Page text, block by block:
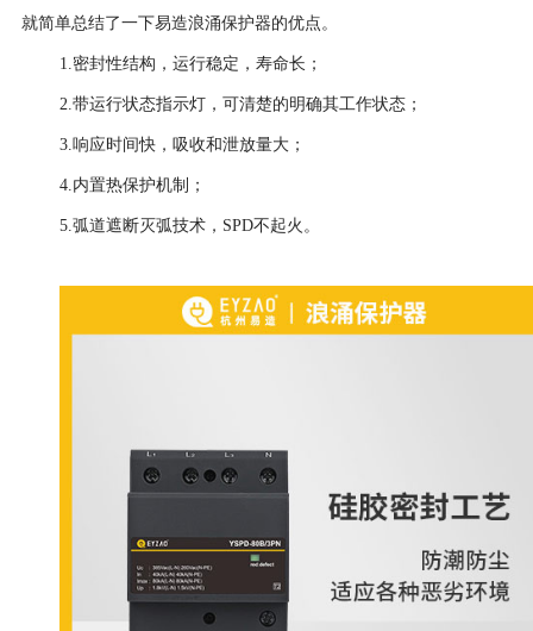
就简单总结了一下易造浪涌保护器的优点。
1.密封性结构，运行稳定，寿命长；
2.带运行状态指示灯，可清楚的明确其工作状态；
3.响应时间快，吸收和泄放量大；
4.内置热保护机制；
5.弧道遮断灭弧技术，SPD不起火 。